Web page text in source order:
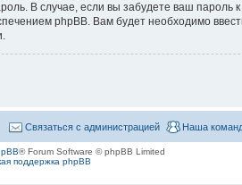
В случае, если вы забудете ваш пароль
phpBB. Вам будет необходимо
Наша
Связаться с администрацией
® Forum Software © phpBB Limited
поддержка phpBB